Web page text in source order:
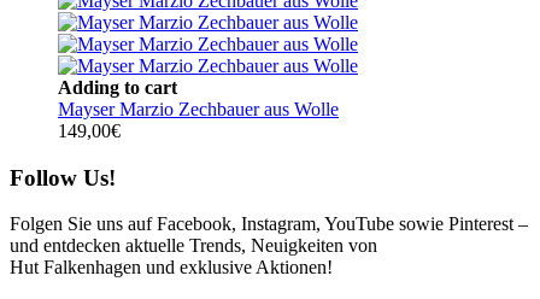
Adding to cart
Mayser Marzio Zechbauer aus Wolle
149,00€
Follow Us!
Folgen Sie uns auf Facebook, Instagram, YouTube sowie Pinterest –
und entdecken aktuelle Trends, Neuigkeiten von
Hut Falkenhagen und exklusive Aktionen!